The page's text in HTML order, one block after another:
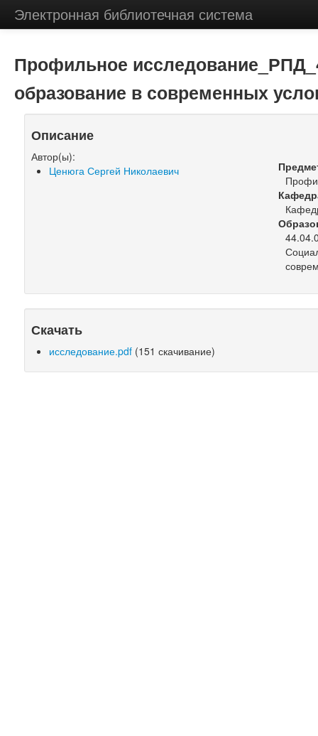
Электронная библиотечная система
Профильное
образование в современных
Описание
Автор(ы):
Ценюга Сергей Николаевич
Скачать
исследование.pdf (151 скачивание)